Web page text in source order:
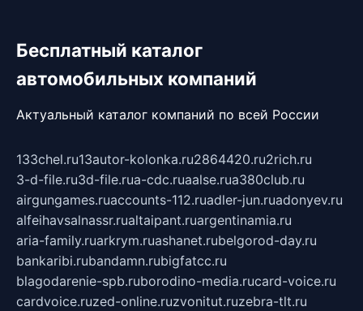
Бесплатный каталог
автомобильных компаний
Актуальный каталог компаний по всей России
133chel.ru13autor-kolonka.ru2864420.ru2rich.ru
3-d-file.ru3d-file.rua-cdc.ruaalse.rua380club.ru
airgungames.ruaccounts-112.ruadler-jun.ruadonyev.ru
alfeihavsalnassr.rualtaipant.ruargentinamia.ru
aria-family.ruarkrym.ruashanet.rubelgorod-day.ru
bankaribi.rubandamn.rubigfatcc.ru
blagodarenie-spb.ruborodino-media.rucard-voice.ru
cardvoice.ruzed-online.ruzvonitut.ruzebra-tlt.ru